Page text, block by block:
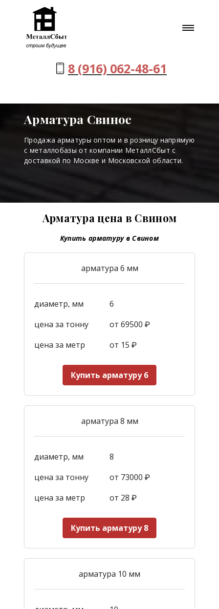
8 (916) 062-48-61
Арматура Свиное
Продажа арматуры оптом и в розницу напрямую
с металлобазы от компании МеталлСбыт с
доставкой по Москве и Московской области.
Арматура цена в Свином
Купить арматуру в Свином
арматура 6 мм
диаметр, мм
6
цена за тонну
от 69500 ₽
цена за метр
от 15 ₽
Купить арматуру 6
арматура 8 мм
диаметр, мм
8
цена за тонну
от 73000 ₽
цена за метр
от 28 ₽
Купить арматуру 8
арматура 10 мм